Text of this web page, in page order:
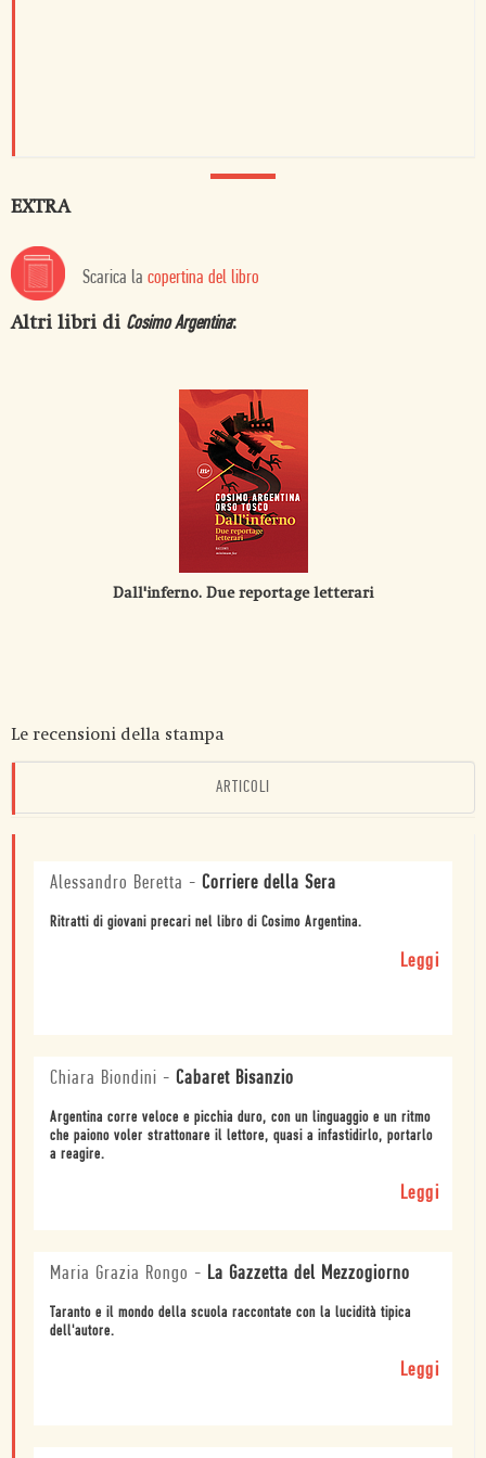
EXTRA
Scarica la copertina del libro
Altri libri di Cosimo Argentina:
Dall'inferno. Due reportage letterari
Le recensioni della stampa
ARTICOLI
Alessandro Beretta - Corriere della Sera
Ritratti di giovani precari nel libro di Cosimo Argentina.
Leggi
Chiara Biondini - Cabaret Bisanzio
Argentina corre veloce e picchia duro, con un linguaggio e un ritmo
che paiono voler strattonare il lettore, quasi a infastidirlo, portarlo
a reagire.
Leggi
Maria Grazia Rongo - La Gazzetta del Mezzogiorno
Taranto e il mondo della scuola raccontate con la lucidità tipica
dell'autore.
Leggi